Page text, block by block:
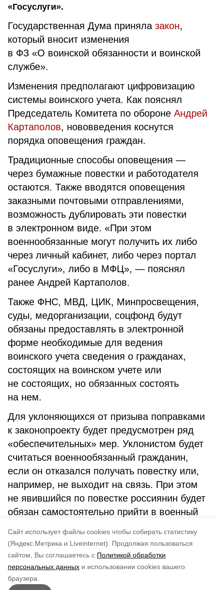
Cайт использует файлы cookies чтобы собирать статистику
(Яндекс.Метрика и Liveinternet).
Продолжая пользоваться
сайтом, Вы соглашаетесь с Политикой обработки
персональных данных и использовании cookies вашего
браузера.
«Госуслуги».
Государственная Дума приняла закон,
который вносит изменения
в ФЗ «О воинской обязанности и воинской
службе».
Изменения предполагают цифровизацию
системы воинского учета. Как пояснял
Председатель Комитета по обороне Андрей
Картаполов, нововведения коснутся
порядка оповещения граждан.
Традиционные способы оповещения —
через бумажные повестки и работодателя
остаются. Также вводятся оповещения
заказными почтовыми отправлениями,
возможность дублировать эти повестки
в электронном виде. «При этом
военнообязанные могут получить их либо
через личный кабинет, либо через портал
«Госуслуги», либо в МФЦ», — пояснял
ранее Андрей Картаполов.
Также ФНС, МВД, ЦИК, Минпросвещения,
суды, медорганизации, соцфонд будут
обязаны предоставлять в электронной
форме необходимые для ведения
воинского учета сведения о гражданах,
состоящих на воинском учете или
не состоящих, но обязанных состоять
на нем.
Для уклоняющихся от призыва поправками
к законопроекту будет предусмотрен ряд
«обеспечительных» мер. Уклонистом будет
считаться военнообязанный гражданин,
если он отказался получать повестку или,
например, не выходит на связь. При этом
не явившийся по повестке россиянин будет
обязан самостоятельно прийти в военный
в течение двух недель после его начала.
по оценке
5